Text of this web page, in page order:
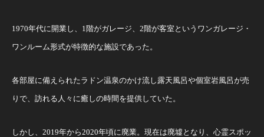
1970年代に開業し、1階がガレージ、2階が客室というワンガレージ・
ワンルーム形式が特徴的な施設であった。
各部屋に備えられたラドン温泉のかけ流し露天風呂や個室岩風呂が売
りで、訪れる人々に癒しの時間を提供していた。
しかし、2019年から2020年頃に廃業。現在は廃墟となり、心霊スポッ